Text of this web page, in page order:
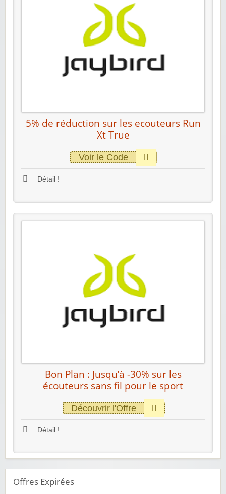
5% de réduction sur les ecouteurs Run
Xt True
Voir le Code
Détail !
Bon Plan : Jusqu’à -30% sur les
écouteurs sans fil pour le sport
Découvrir l'Offre
Détail !
Offres Expirées